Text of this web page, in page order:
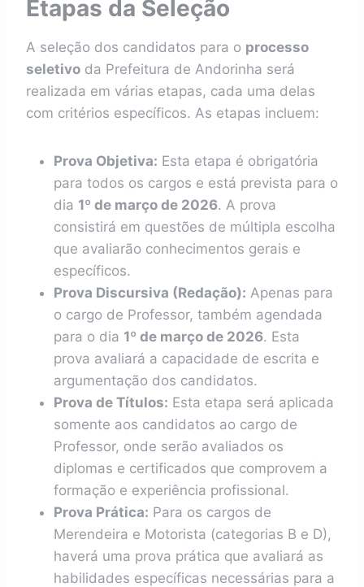
Etapas da Seleção
A seleção dos candidatos para o processo
seletivo da Prefeitura de Andorinha será
realizada em várias etapas, cada uma delas
com critérios específicos. As etapas incluem:
Prova Objetiva: Esta etapa é obrigatória
para todos os cargos e está prevista para o
dia 1º de março de 2026. A prova
consistirá em questões de múltipla escolha
que avaliarão conhecimentos gerais e
específicos.
Prova Discursiva (Redação): Apenas para
o cargo de Professor, também agendada
para o dia 1º de março de 2026. Esta
prova avaliará a capacidade de escrita e
argumentação dos candidatos.
Prova de Títulos: Esta etapa será aplicada
somente aos candidatos ao cargo de
Professor, onde serão avaliados os
diplomas e certificados que comprovem a
formação e experiência profissional.
Prova Prática: Para os cargos de
Merendeira e Motorista (categorias B e D),
haverá uma prova prática que avaliará as
habilidades específicas necessárias para a